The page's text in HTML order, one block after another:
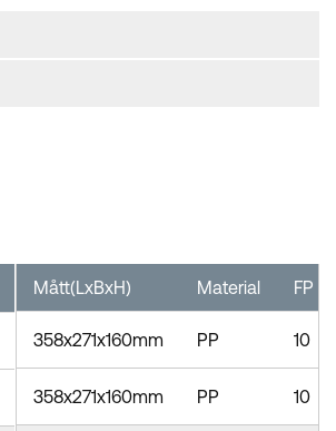
Mått(LxBxH) Material FP
358x271x160mm PP 10
358x271x160mm PP 10